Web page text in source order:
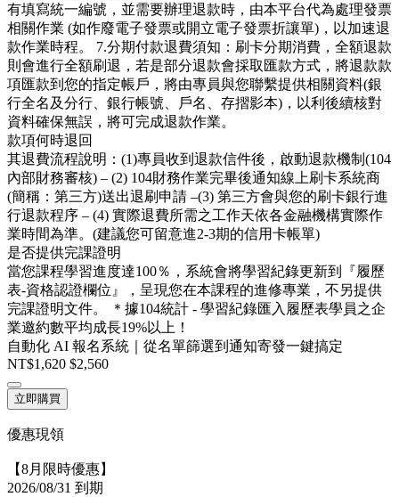
有填寫統一編號，並需要辦理退款時，由本平台代為處理發票
相關作業 (如作廢電子發票或開立電子發票折讓單)，以加速退
款作業時程。 7.分期付款退費須知：刷卡分期消費，全額退款
則會進行全額刷退，若是部分退款會採取匯款方式，將退款款
項匯款到您的指定帳戶，將由專員與您聯繫提供相關資料(銀
行全名及分行、銀行帳號、戶名、存摺影本)，以利後續核對
資料確保無誤，將可完成退款作業。
款項何時退回
其退費流程說明：(1)專員收到退款信件後，啟動退款機制(104
內部財務審核) – (2) 104財務作業完畢後通知線上刷卡系統商
(簡稱：第三方)送出退刷申請 –(3) 第三方會與您的刷卡銀行進
行退款程序 – (4) 實際退費所需之工作天依各金融機構實際作
業時間為準。(建議您可留意進2-3期的信用卡帳單)
是否提供完課證明
當您課程學習進度達100％，系統會將學習紀錄更新到『履歷
表-資格認證欄位』，呈現您在本課程的進修專業，不另提供
完課證明文件。 ＊據104統計 - 學習紀錄匯入履歷表學員之企
業邀約數平均成長19%以上！
自動化 AI 報名系統｜從名單篩選到通知寄發一鍵搞定
NT$1,620 $2,560
立即購買
優惠現領
【8月限時優惠】
2026/08/31 到期